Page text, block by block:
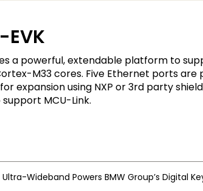
EVK
a powerful, extendable platform to
M33 cores. Five Ethernet ports
expansion using NXP or 3rd party
MCU-Link.